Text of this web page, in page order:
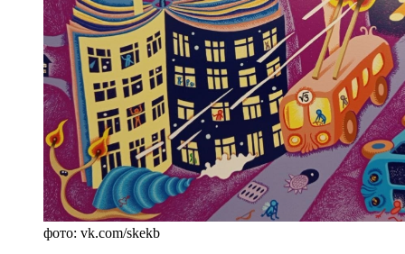
фото: vk.com/skekb